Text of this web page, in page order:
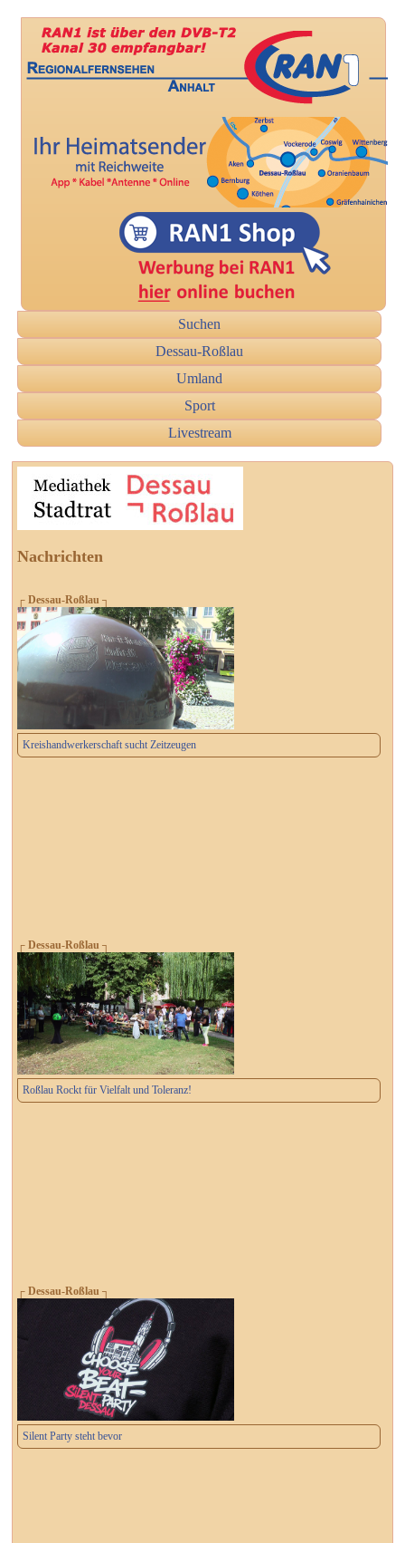
Suchen
Dessau-Roßlau
Umland
Sport
Livestream
Nachrichten
┌ Dessau-Roßlau ┐
Kreishandwerkerschaft sucht Zeitzeugen
┌ Dessau-Roßlau ┐
Roßlau Rockt für Vielfalt und Toleranz!
┌ Dessau-Roßlau ┐
Silent Party steht bevor